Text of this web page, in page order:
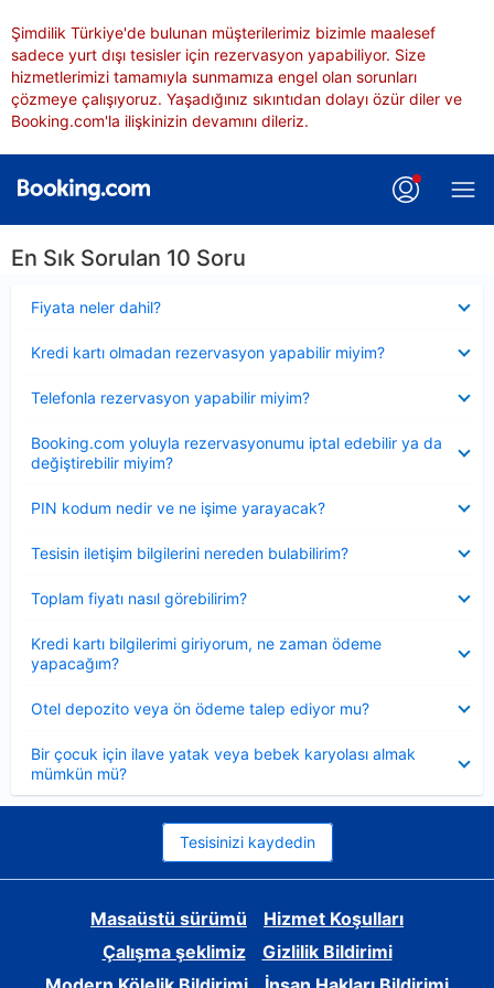
Şimdilik Türkiye'de bulunan müşterilerimiz bizimle maalesef
sadece yurt dışı tesisler için rezervasyon yapabiliyor. Size
hizmetlerimizi tamamıyla sunmamıza engel olan sorunları
çözmeye çalışıyoruz. Yaşadığınız sıkıntıdan dolayı özür diler ve
Booking.com'la ilişkinizin devamını dileriz.
En Sık Sorulan 10 Soru
Fiyata neler dahil?
Kredi kartı olmadan rezervasyon yapabilir miyim?
Telefonla rezervasyon yapabilir miyim?
Booking.com yoluyla rezervasyonumu iptal edebilir ya da
değiştirebilir miyim?
PIN kodum nedir ve ne işime yarayacak?
Tesisin iletişim bilgilerini nereden bulabilirim?
Toplam fiyatı nasıl görebilirim?
Kredi kartı bilgilerimi giriyorum, ne zaman ödeme
yapacağım?
Otel depozito veya ön ödeme talep ediyor mu?
Bir çocuk için ilave yatak veya bebek karyolası almak
mümkün mü?
Tesisinizi kaydedin
Masaüstü sürümü
Hizmet Koşulları
Çalışma şeklimiz
Gizlilik Bildirimi